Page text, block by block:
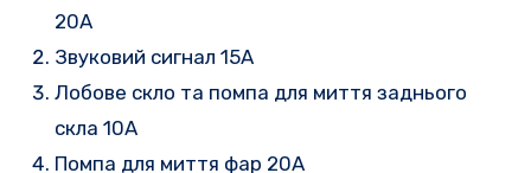
20A
Звуковий сигнал 15A
Лобове скло та помпа для миття заднього
скла 10A
Помпа для миття фар 20A